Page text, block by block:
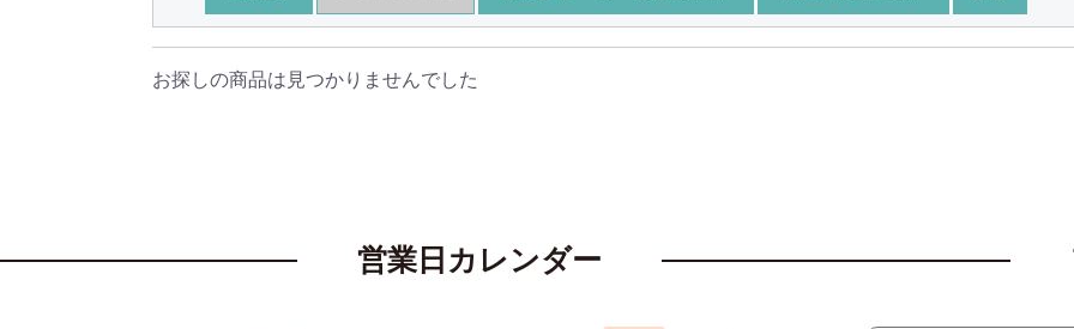
お探しの商品は見つかりませんでした
営業日カレンダー